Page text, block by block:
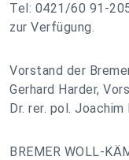
Tel: 0421/60 91-
zur Verfügung.
Vorstand der
Gerhard Harder,
Dr. rer. pol.
BREMER WOLL-